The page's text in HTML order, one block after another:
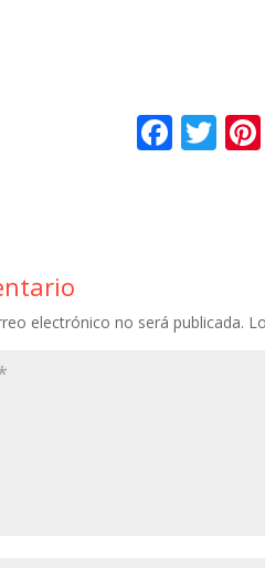
F
o
k
T
electrónico no será publicada.